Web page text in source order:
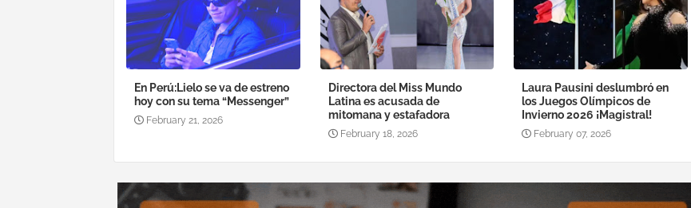
En Perú:Lielo se va de estreno
hoy con su tema “Messenger”
February 21, 2026
Directora del Miss Mundo
Latina es acusada de
mitomana y estafadora
February 18, 2026
Laura Pausini deslumbró en
los Juegos Olímpicos de
Invierno 2026 ¡Magistral!
February 07, 2026